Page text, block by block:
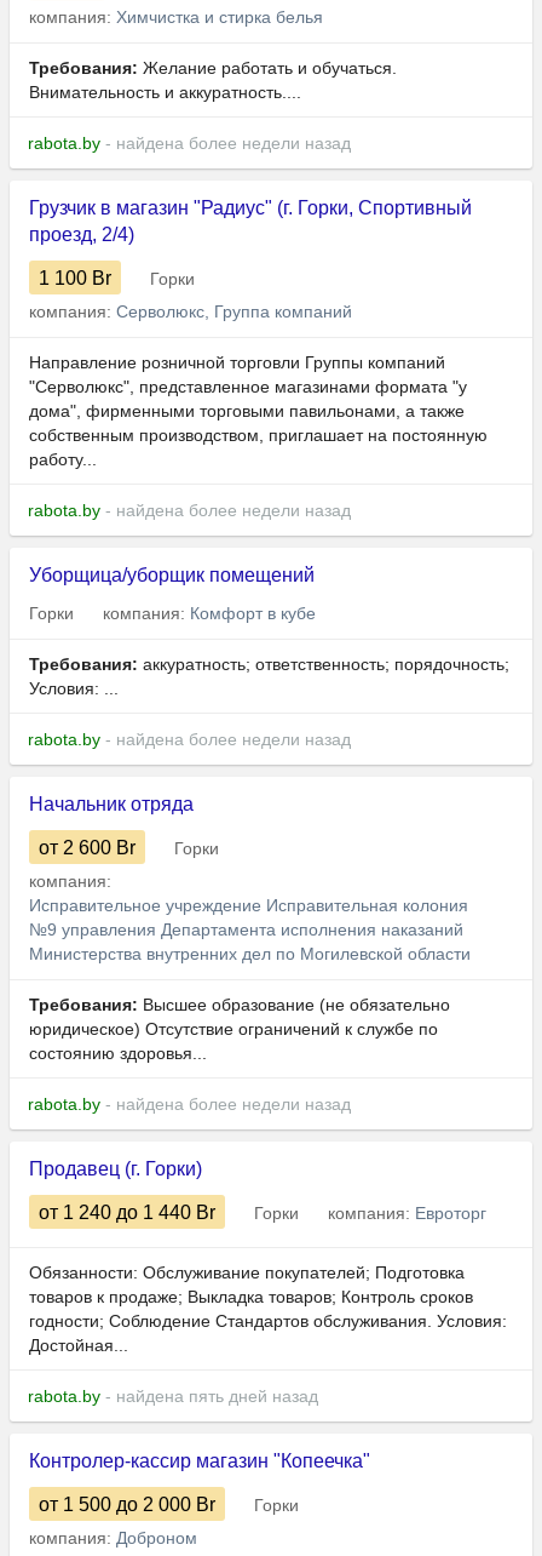
компания: Химчистка и стирка белья
Требования: Желание работать и обучаться.
Внимательность и аккуратность....
rabota.by - найдена более недели назад
Грузчик в магазин "Радиус" (г. Горки, Спортивный
проезд, 2/4)
1 100 Br
Горки
компания: Серволюкс, Группа компаний
Направление розничной торговли Группы компаний
"Серволюкс", представленное магазинами формата "у
дома", фирменными торговыми павильонами, а также
собственным производством, приглашает на постоянную
работу...
rabota.by - найдена более недели назад
Уборщица/уборщик помещений
Горки компания: Комфорт в кубе
Требования: аккуратность; ответственность; порядочность;
Условия: ...
rabota.by - найдена более недели назад
Начальник отряда
от 2 600 Br
Горки
компания:
Исправительное учреждение Исправительная колония
№9 управления Департамента исполнения наказаний
Министерства внутренних дел по Могилевской области
Требования: Высшее образование (не обязательно
юридическое) Отсутствие ограничений к службе по
состоянию здоровья...
rabota.by - найдена более недели назад
Продавец (г. Горки)
от 1 240 до 1 440 Br Горки компания: Евроторг
Обязанности: Обслуживание покупателей; Подготовка
товаров к продаже; Выкладка товаров; Контроль сроков
годности; Соблюдение Стандартов обслуживания. Условия:
Достойная...
rabota.by - найдена пять дней назад
Контролер-кассир магазин "Копеечка"
от 1 500 до 2 000 Br
Горки
компания: Доброном